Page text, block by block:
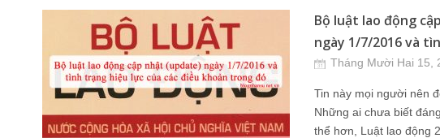
Bộ luật lao động
ngày 1/7/2016 và
Tháng Mười Hai 15,
Tin này mọi người nên
Những ai chưa biết
thể hơn, Luật lao động